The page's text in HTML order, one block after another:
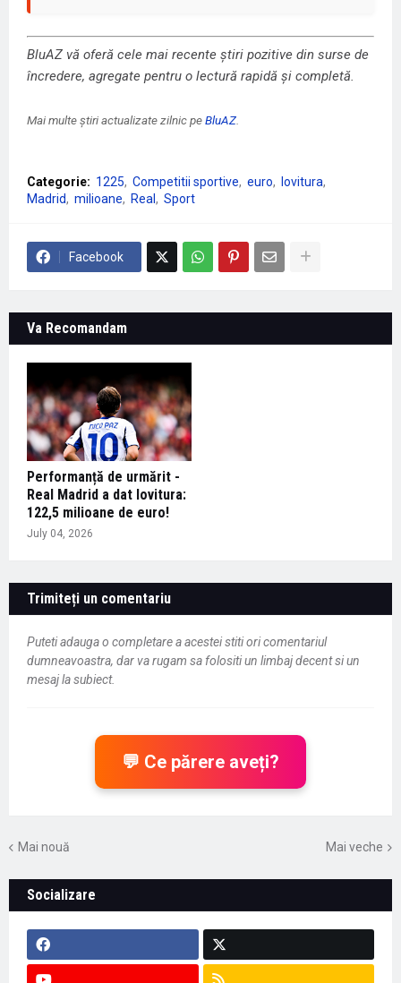
BluAZ vă oferă cele mai recente știri pozitive din surse de
încredere, agregate pentru o lectură rapidă și completă.
Mai multe știri actualizate zilnic peBluAZ.
Categorie: 1225 Competitii sportive euro
lovitura
Madrid
milioane Real Sport
Facebook
Va Recomandam
Performanță de urmărit -
Real Madrid a dat lovitura:
122,5 milioane de euro!
July 04, 2026
Trimiteți un comentariu
Puteti adauga o completare a acestei stiti ori comentariul
dumneavoastra, dar va rugam sa folositi un limbaj decent si un
mesaj la subiect.
💬 Ce părere aveți?
Mai nouă Mai veche
Socializare